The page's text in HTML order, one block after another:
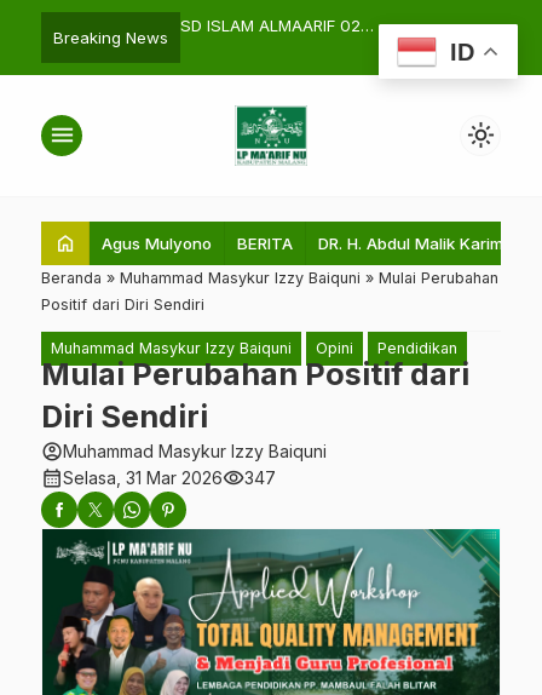
Breaking News
TULARKAN PROGRAM
UNTUK MI SUNAN
Delapan Cinta di MI Al-Lathifiyah
Bersama Mahasiswa UIN Malang
Declaration
“Freedom
menu light_mode
home Agus Mulyono BERITA DR. H. Abdul Malik Karim
Beranda » Muhammad Masykur Izzy Baiquni » Mulai Perubahan
Positif dari Diri Sendiri
Muhammad Masykur Izzy Baiquni Opini Pendidikan
Mulai Perubahan Positif dari
Diri Sendiri
account_circleMuhammad Masykur Izzy Baiquni
calendar_monthSelasa, 31 Mar 2026visibility347
ID